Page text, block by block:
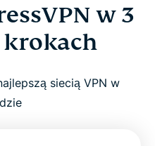
IP
w 3
siecią VPN w